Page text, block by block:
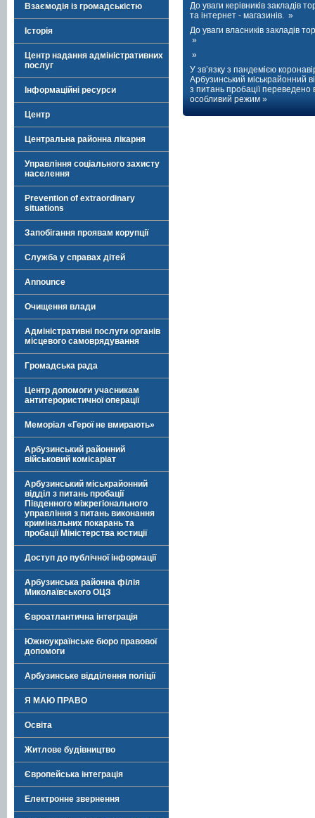
Взаємодія із громадськістю
Історія
Центр надання адміністративних
послуг
Інформаційні ресурси
Центр
Центральна районна лікарня
Управління соціального захисту
населення
Prevention of extraordinary
situations
Запобігання проявам корупції
Служба у справах дітей
Announce
Очищення влади
Адміністративні послуги органів
місцевого самоврядування
Громадська рада
Центр допомоги учасникам
антитерористичної операції
Меморіал «Герої не вмирають»
Арбузинський районний
військовий комісаріат
Арбузинський міськрайонний
відділ з питань пробації
Південного міжрегіонального
управління з питань виконання
кримінальних покарань та
пробації Міністерства юстиції
Доступ до публічної інформації
Арбузинська районна філія
Миколаївського ОЦЗ
Євроатлантична інтеграція
Южноукраїнське бюро правової
допомоги
Арбузинське відділення поліції
Я МАЮ ПРАВО
Освіта
Житлове будівництво
Європейська інтеграція
Електронне звернення
До уваги керівників закладів
та інтернет - магазинів. »
До уваги власників закладів
»
»
У зв’язку з пандемією
Арбузинський міськрайонний
з питань пробації переведено
особливий режим »